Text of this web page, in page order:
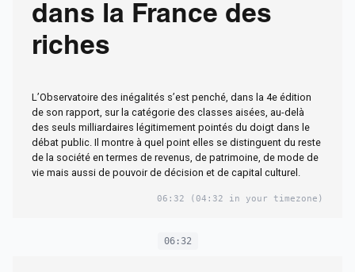
dans la France des
riches
L’Observatoire des inégalités s’est penché, dans la 4e édition
de son rapport, sur la catégorie des classes aisées, au-delà
des seuls milliardaires légitimement pointés du doigt dans le
débat public. Il montre à quel point elles se distinguent du reste
de la société en termes de revenus, de patrimoine, de mode de
vie mais aussi de pouvoir de décision et de capital culturel.
06:32 (04:32 in your timezone)
06:32